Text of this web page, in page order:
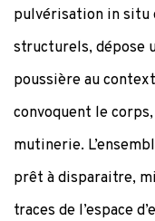
pulvérisation in situ
structurels, dépose
poussière au
convoquent le
mutinerie.
prêt à disparaitre,
traces de l’espace